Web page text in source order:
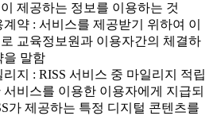
제공하는 정보를 이용하는 것
약 : 서비스를 제공받기 위하여 이
교육정보원과 이용자간의 체결하
을 말함
지 : RISS 서비스 중 마일리지 적립
서비스를 이용한 이용자에게 지급되
가 제공하는 특정 디지털 콘텐츠를